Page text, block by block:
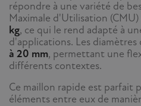
répondre à une variété de
Maximale d'Utilisation
kg, ce qui le rend adapté à
d'applications. Les
à 20 mm, permettant une
différents contextes.
Ce maillon rapide est parfait
éléments entre eux de